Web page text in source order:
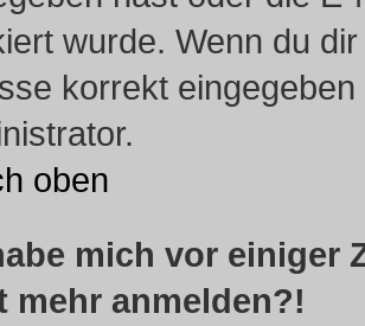
wurde. Wenn du
korrekt
oben
mich vor einiger
mehr anmelden?!